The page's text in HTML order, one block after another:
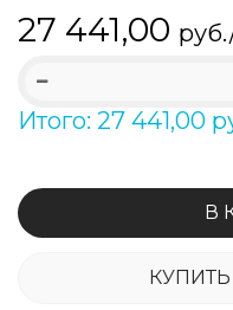
27 441,00
Итого: 27 441,00
В